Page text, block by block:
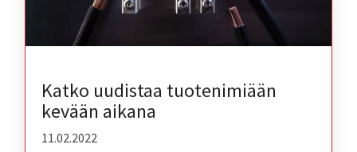
Katko uudistaa tuotenimiään
kevään aikana
11.02.2022